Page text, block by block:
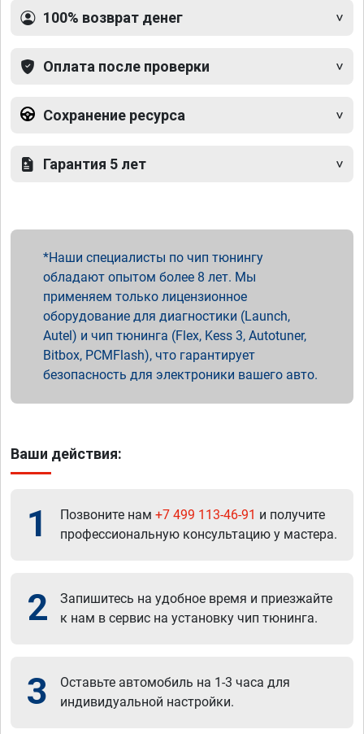
100% возврат денег
Оплата после проверки
Сохранение ресурса
Гарантия 5 лет
Наши специалисты по чип тюнингу
обладают опытом более 8 лет. Мы
применяем только лицензионное
оборудование для диагностики (Launch,
Autel) и чип тюнинга (Flex, Kess 3, Autotuner,
Bitbox, PCMFlash), что гарантирует
безопасность для электроники вашего авто.
Ваши действия:
1 Позвоните нам +7 499 113-46-91 и получите
профессиональную консультацию у мастера.
2
Запишитесь на удобное время и приезжайте
к нам в сервис на установку чип тюнинга.
3
Оставьте автомобиль на 1-3 часа для
индивидуальной настройки.